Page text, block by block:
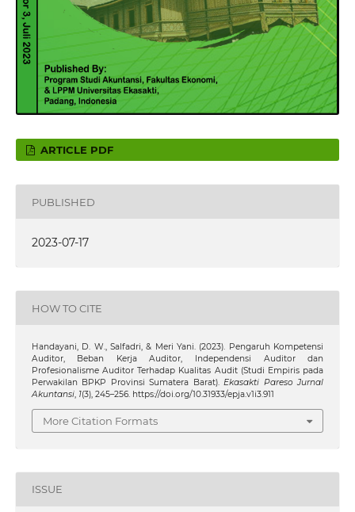
ARTICLE PDF
PUBLISHED
2023-07-17
HOW TO CITE
Handayani, D. W., Salfadri, & Meri Yani. (2023). Pengaruh Kompetensi
Auditor, Beban Kerja Auditor, Independensi Auditor dan
Profesionalisme Auditor Terhadap Kualitas Audit (Studi Empiris pada
Perwakilan BPKP Provinsi Sumatera Barat).Ekasakti Pareso Jurnal
Akuntansi, 1(3), 245–256. https://doi.org/10.31933/epja.v1i3.911
More Citation Formats
ISSUE